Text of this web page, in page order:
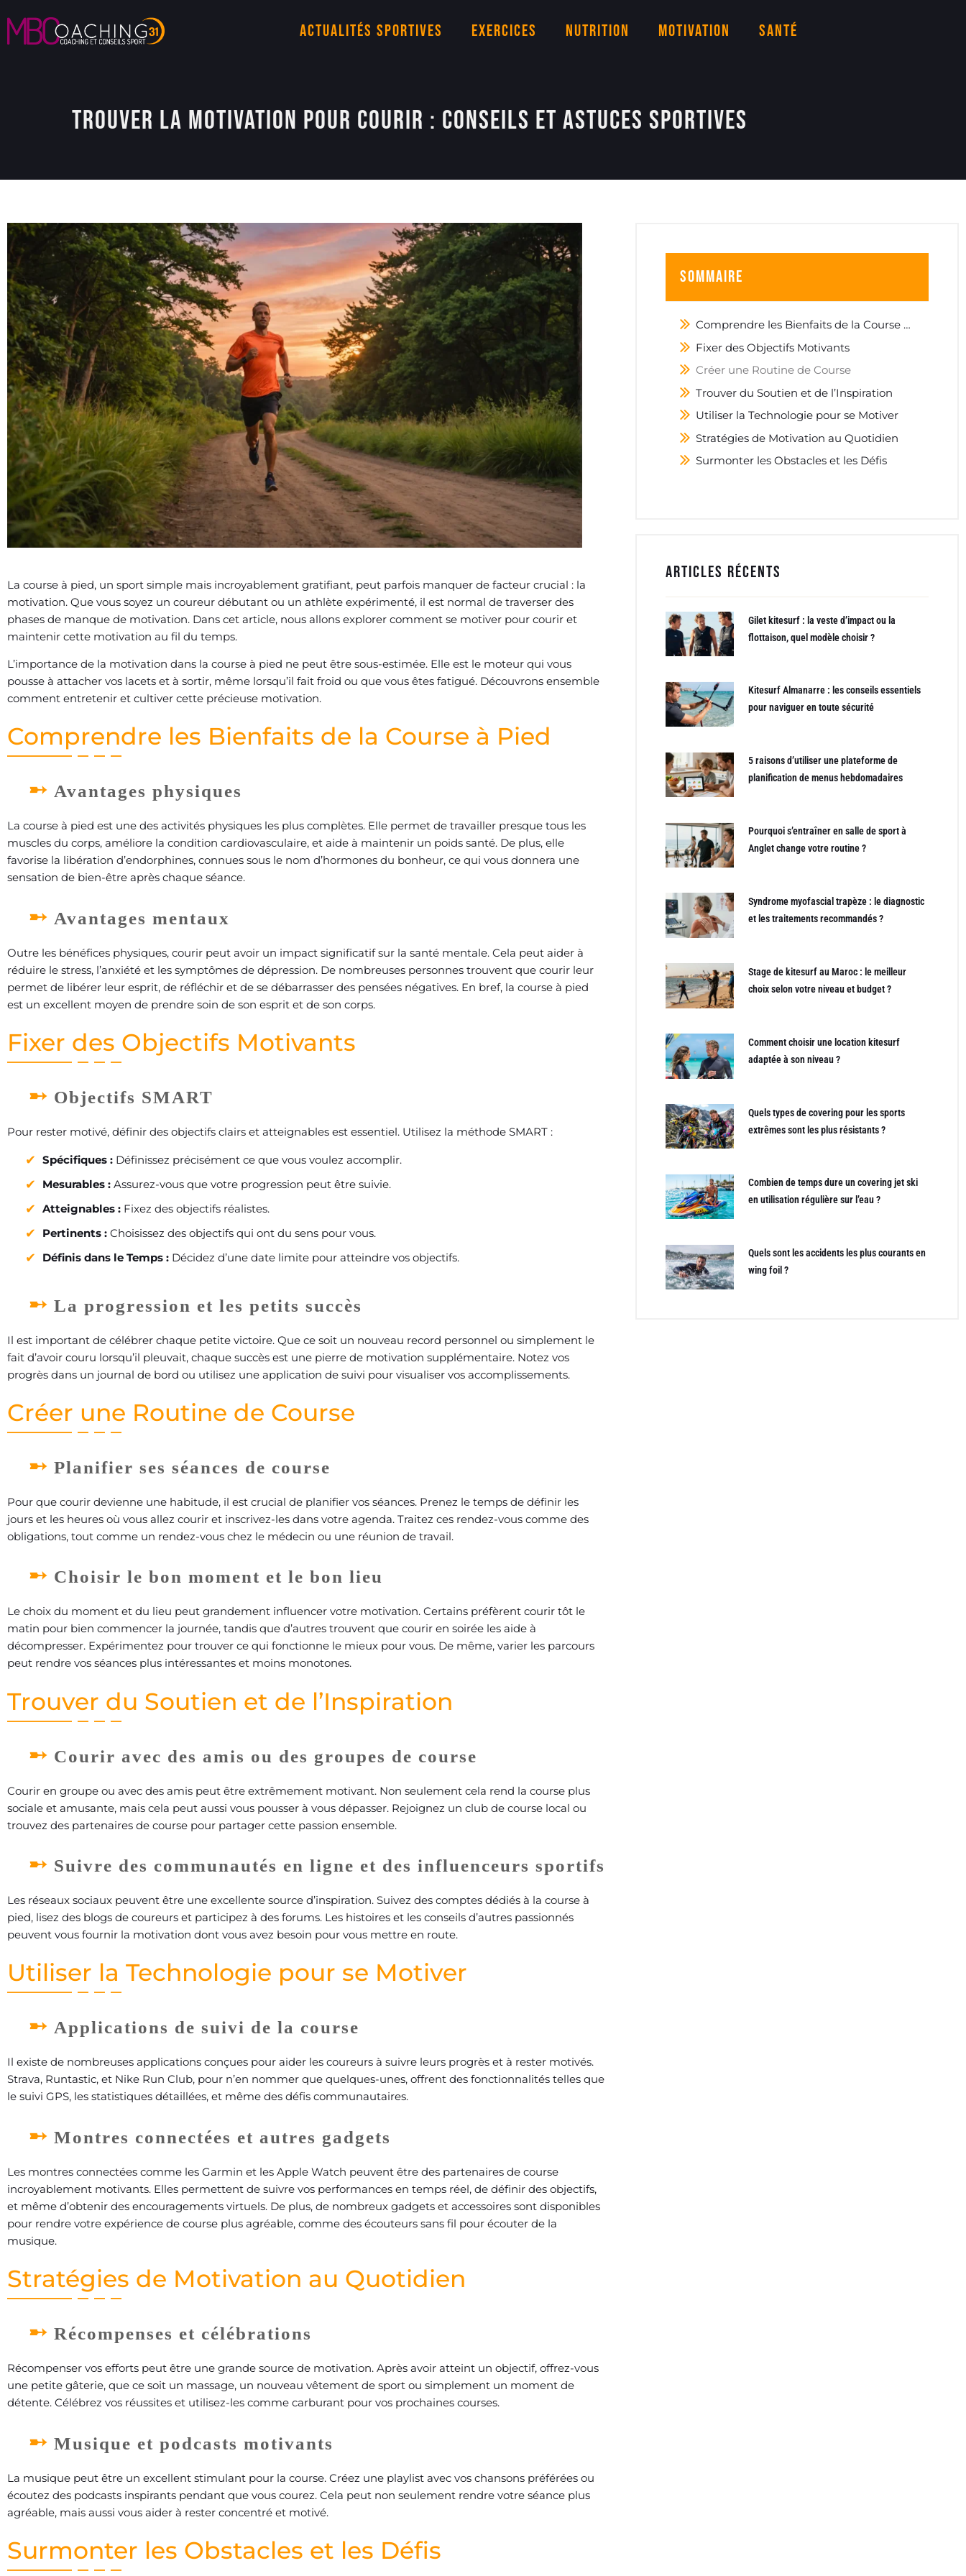
Actualités sportives Exercices Nutrition Motivation Santé
Trouver la Motivation pour Courir : Conseils et Astuces Sportives
La course à pied, un sport simple mais incroyablement gratifiant, peut parfois manquer de facteur crucial : la
motivation. Que vous soyez un coureur débutant ou un athlète expérimenté, il est normal de traverser des
phases de manque de motivation. Dans cet article, nous allons explorer comment se motiver pour courir et
maintenir cette motivation au fil du temps.
L’importance de la motivation dans la course à pied ne peut être sous-estimée. Elle est le moteur qui vous
pousse à attacher vos lacets et à sortir, même lorsqu’il fait froid ou que vous êtes fatigué. Découvrons ensemble
comment entretenir et cultiver cette précieuse motivation.
Comprendre les Bienfaits de la Course à Pied
Avantages physiques
La course à pied est une des activités physiques les plus complètes. Elle permet de travailler presque tous les
muscles du corps, améliore la condition cardiovasculaire, et aide à maintenir un poids santé. De plus, elle
favorise la libération d’endorphines, connues sous le nom d’hormones du bonheur, ce qui vous donnera une
sensation de bien-être après chaque séance.
Avantages mentaux
Outre les bénéfices physiques, courir peut avoir un impact significatif sur la santé mentale. Cela peut aider à
réduire le stress, l’anxiété et les symptômes de dépression. De nombreuses personnes trouvent que courir leur
permet de libérer leur esprit, de réfléchir et de se débarrasser des pensées négatives. En bref, la course à pied
est un excellent moyen de prendre soin de son esprit et de son corps.
Fixer des Objectifs Motivants
Objectifs SMART
Pour rester motivé, définir des objectifs clairs et atteignables est essentiel. Utilisez la méthode SMART :
Spécifiques : Définissez précisément ce que vous voulez accomplir.
Mesurables : Assurez-vous que votre progression peut être suivie.
Atteignables : Fixez des objectifs réalistes.
Pertinents : Choisissez des objectifs qui ont du sens pour vous.
Définis dans le Temps : Décidez d’une date limite pour atteindre vos objectifs.
La progression et les petits succès
Il est important de célébrer chaque petite victoire. Que ce soit un nouveau record personnel ou simplement le
fait d’avoir couru lorsqu’il pleuvait, chaque succès est une pierre de motivation supplémentaire. Notez vos
progrès dans un journal de bord ou utilisez une application de suivi pour visualiser vos accomplissements.
Créer une Routine de Course
Planifier ses séances de course
Pour que courir devienne une habitude, il est crucial de planifier vos séances. Prenez le temps de définir les
jours et les heures où vous allez courir et inscrivez-les dans votre agenda. Traitez ces rendez-vous comme des
obligations, tout comme un rendez-vous chez le médecin ou une réunion de travail.
Choisir le bon moment et le bon lieu
Le choix du moment et du lieu peut grandement influencer votre motivation. Certains préfèrent courir tôt le
matin pour bien commencer la journée, tandis que d’autres trouvent que courir en soirée les aide à
décompresser. Expérimentez pour trouver ce qui fonctionne le mieux pour vous. De même, varier les parcours
peut rendre vos séances plus intéressantes et moins monotones.
Trouver du Soutien et de l’Inspiration
Courir avec des amis ou des groupes de course
Courir en groupe ou avec des amis peut être extrêmement motivant. Non seulement cela rend la course plus
sociale et amusante, mais cela peut aussi vous pousser à vous dépasser. Rejoignez un club de course local ou
trouvez des partenaires de course pour partager cette passion ensemble.
Suivre des communautés en ligne et des influenceurs sportifs
Les réseaux sociaux peuvent être une excellente source d’inspiration. Suivez des comptes dédiés à la course à
pied, lisez des blogs de coureurs et participez à des forums. Les histoires et les conseils d’autres passionnés
peuvent vous fournir la motivation dont vous avez besoin pour vous mettre en route.
Utiliser la Technologie pour se Motiver
Applications de suivi de la course
Il existe de nombreuses applications conçues pour aider les coureurs à suivre leurs progrès et à rester motivés.
Strava, Runtastic, et Nike Run Club, pour n’en nommer que quelques-unes, offrent des fonctionnalités telles que
le suivi GPS, les statistiques détaillées, et même des défis communautaires.
Montres connectées et autres gadgets
Les montres connectées comme les Garmin et les Apple Watch peuvent être des partenaires de course
incroyablement motivants. Elles permettent de suivre vos performances en temps réel, de définir des objectifs,
et même d’obtenir des encouragements virtuels. De plus, de nombreux gadgets et accessoires sont disponibles
pour rendre votre expérience de course plus agréable, comme des écouteurs sans fil pour écouter de la
musique.
Stratégies de Motivation au Quotidien
Récompenses et célébrations
Récompenser vos efforts peut être une grande source de motivation. Après avoir atteint un objectif, offrez-vous
une petite gâterie, que ce soit un massage, un nouveau vêtement de sport ou simplement un moment de
détente. Célébrez vos réussites et utilisez-les comme carburant pour vos prochaines courses.
Musique et podcasts motivants
La musique peut être un excellent stimulant pour la course. Créez une playlist avec vos chansons préférées ou
écoutez des podcasts inspirants pendant que vous courez. Cela peut non seulement rendre votre séance plus
agréable, mais aussi vous aider à rester concentré et motivé.
Surmonter les Obstacles et les Défis
Sommaire
Comprendre les Bienfaits de la Course à Pied
Fixer des Objectifs Motivants
Créer une Routine de Course
Trouver du Soutien et de l’Inspiration
Utiliser la Technologie pour se Motiver
Stratégies de Motivation au Quotidien
Surmonter les Obstacles et les Défis
Articles récents
Gilet kitesurf : la veste d’impact ou la
flottaison, quel modèle choisir ?
Kitesurf Almanarre : les conseils essentiels
pour naviguer en toute sécurité
5 raisons d’utiliser une plateforme de
planification de menus hebdomadaires
Pourquoi s’entraîner en salle de sport à
Anglet change votre routine ?
Syndrome myofascial trapèze : le diagnostic
et les traitements recommandés ?
Stage de kitesurf au Maroc : le meilleur
choix selon votre niveau et budget ?
Comment choisir une location kitesurf
adaptée à son niveau ?
Quels types de covering pour les sports
extrêmes sont les plus résistants ?
Combien de temps dure un covering jet ski
en utilisation régulière sur l’eau ?
Quels sont les accidents les plus courants en
wing foil ?